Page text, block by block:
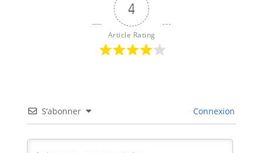
4
Article Rating
S’abonner Connexion